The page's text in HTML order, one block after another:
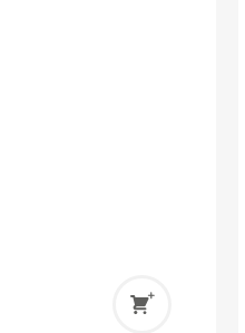
Pridať